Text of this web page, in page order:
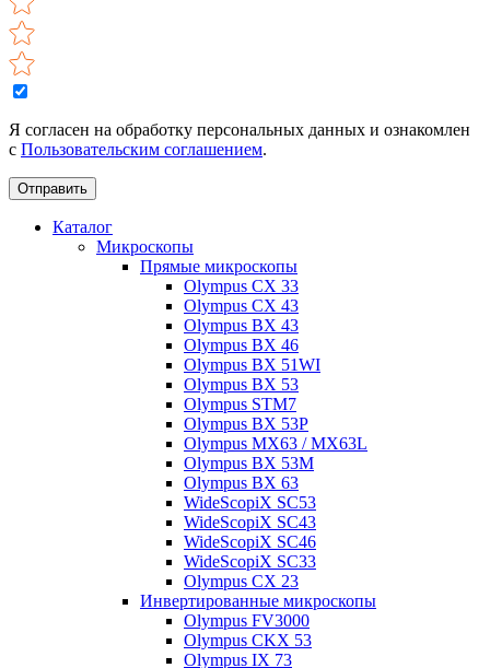
Я согласен на обработку персональных данных и ознакомлен
с Пользовательским соглашением.
Отправить
Каталог
Микроскопы
Прямые микроскопы
Olympus CX 33
Olympus CX 43
Olympus BX 43
Olympus BX 46
Olympus BX 51WI
Olympus BX 53
Olympus STM7
Olympus BX 53P
Olympus MX63 / MX63L
Olympus BX 53M
Olympus BX 63
WideScopiX SC53
WideScopiX SC43
WideScopiX SC46
WideScopiX SC33
Olympus CX 23
Инвертированные микроскопы
Olympus FV3000
Olympus CKX 53
Olympus IX 73